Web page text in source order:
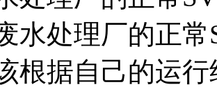
水处理厂的正
根据自己的运